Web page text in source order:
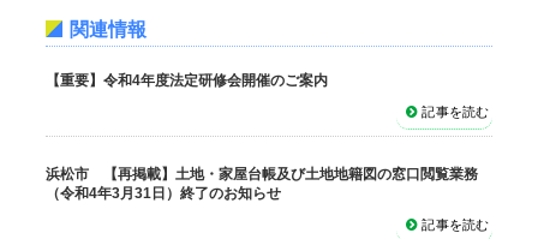
関連情報
【重要】令和4年度法定研修会開催のご案内
記事を読む
浜松市 【再掲載】土地・家屋台帳及び土地地籍図の窓口閲覧業務
（令和4年3月31日）終了のお知らせ
記事を読む